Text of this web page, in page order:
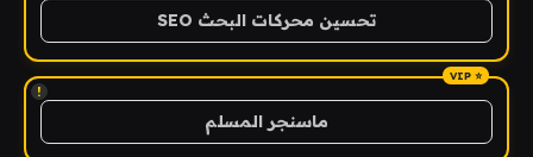
تحسين محركات البحث SEO
!
ماسنجر المسلم